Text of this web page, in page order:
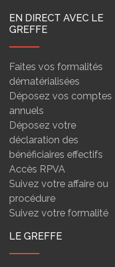
EN DIRECT AVEC LE
GREFFE
Faites vos formalités
dématérialisées
Déposez vos comptes
annuels
Déposez votre
déclaration des
bénéficiaires effectifs
Accès RPVA
Suivez votre affaire ou
procédure
Suivez votre formalité
LE GREFFE